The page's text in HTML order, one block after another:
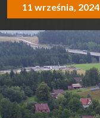
11 września, 2024